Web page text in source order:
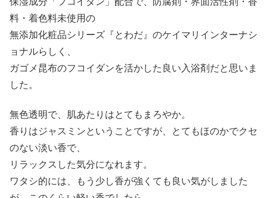
料・着色料未使用の
無添加化粧品シリーズ『とわだ』のケイマリインターナシ
ョナルらしく、
ガゴメ昆布のフコイダンを活かした良い入浴剤だと思いま
した。
無色透明で、肌あたりはとてもまろやか。
香りはジャスミンということですが、とてもほのかでクセ
のない淡い香で、
リラックスした気分になれます。
ワタシ的には、もう少し香が強くても良い気がしました